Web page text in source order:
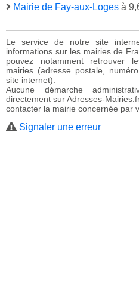
Mairie de Fay-aux-Loges à
Le service de notre site
informations sur les mairies de
pouvez notamment retrouver
mairies (adresse postale,
site internet).
Aucune démarche
directement sur Adresses-
contacter la mairie concernée par
Signaler une erreur